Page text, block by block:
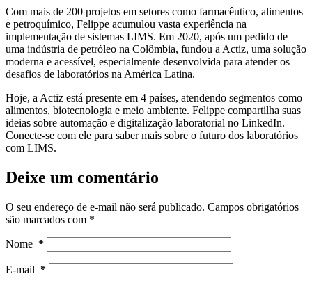
Com mais de 200 projetos em setores como farmacêutico, alimentos
e petroquímico, Felippe acumulou vasta experiência na
implementação de sistemas LIMS. Em 2020, após um pedido de
uma indústria de petróleo na Colômbia, fundou a Actiz, uma solução
moderna e acessível, especialmente desenvolvida para atender os
desafios de laboratórios na América Latina.
Hoje, a Actiz está presente em 4 países, atendendo segmentos como
alimentos, biotecnologia e meio ambiente. Felippe compartilha suas
ideias sobre automação e digitalização laboratorial no LinkedIn.
Conecte-se com ele para saber mais sobre o futuro dos laboratórios
com LIMS.
Deixe um comentário
O seu endereço de e-mail não será publicado. Campos obrigatórios
são marcados com *
Nome *
E-mail *